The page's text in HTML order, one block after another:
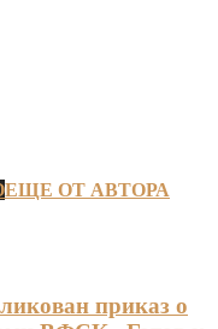
ЕЩЕ ОТ АВТОРА
приказ о